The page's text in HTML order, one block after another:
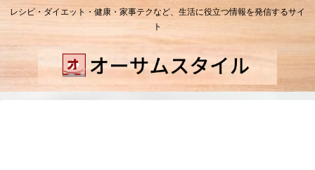
レシピ・ダイエット・健康・家事テクなど、生活に役立つ情報を発信するサイ
ト